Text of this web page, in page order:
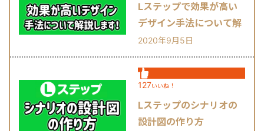
Lステップで効果が高い
デザイン手法について解
説します！
2020年9月5日
127いいね！
Lステップのシナリオの
設計図の作り方